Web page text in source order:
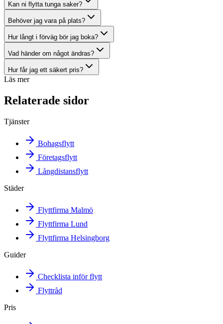
Kan ni flytta tunga saker?
Behöver jag vara på plats?
Hur långt i förväg bör jag boka?
Vad händer om något ändras?
Hur får jag ett säkert pris?
Läs mer
Relaterade sidor
Tjänster
Bohagsflytt
Företagsflytt
Långdistansflytt
Städer
Flyttfirma Malmö
Flyttfirma Lund
Flyttfirma Helsingborg
Guider
Checklista inför flytt
Flyttråd
Pris